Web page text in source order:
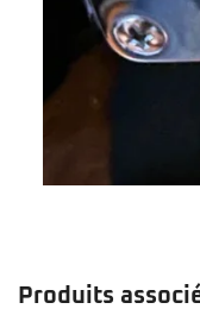
Produits